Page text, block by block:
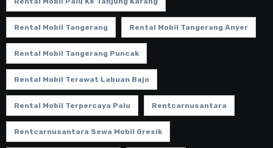
Rental Mobil Tangerang Rental Mobil Tangerang Anyer
Rental Mobil Tangerang Puncak
Rental Mobil Terawat Labuan Bajo
Rental Mobil Terpercaya Palu Rentcarnusantara
Rentcarnusantara Sewa Mobil Gresik